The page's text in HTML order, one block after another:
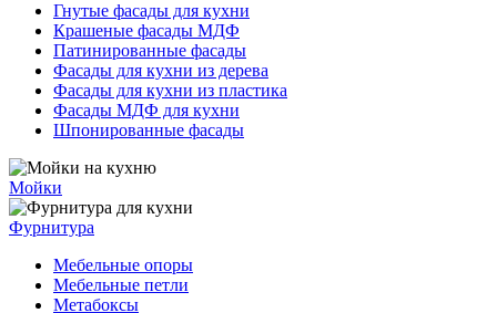
Гнутые фасады для кухни
Крашеные фасады МДФ
Патинированные фасады
Фасады для кухни из дерева
Фасады для кухни из пластика
Фасады МДФ для кухни
Шпонированные фасады
Мойки
Фурнитура
Мебельные опоры
Мебельные петли
Метабоксы